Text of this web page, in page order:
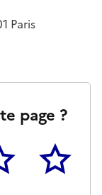
Paris
page ?
5